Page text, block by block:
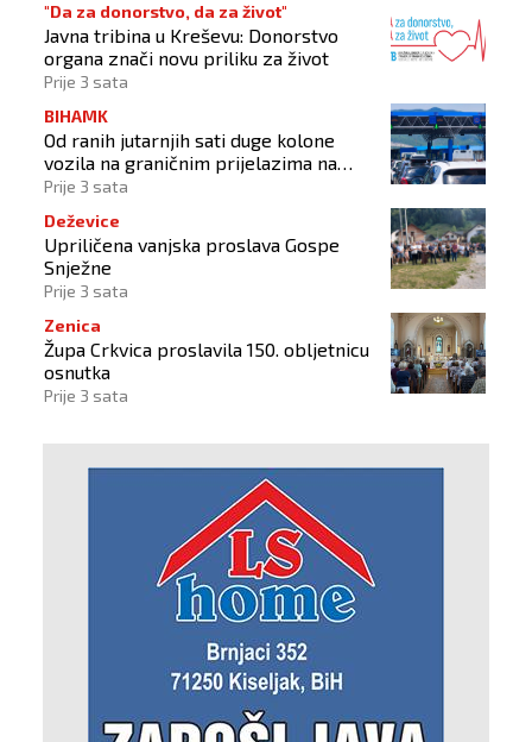
"Da za donorstvo, da za život"
Javna tribina u Kreševu: Donorstvo
organa znači novu priliku za život
Prije 3 sata
BIHAMK
Od ranih jutarnjih sati duge kolone
vozila na graničnim prijelazima na
izlazu iz BiH
Prije 3 sata
Deževice
Upriličena vanjska proslava Gospe
Snježne
Prije 3 sata
Zenica
Župa Crkvica proslavila 150. obljetnicu
osnutka
Prije 3 sata